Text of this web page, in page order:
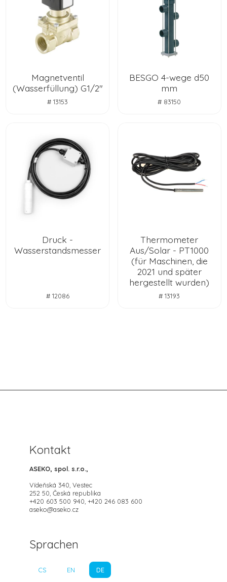
Magnetventil
(Wasserfüllung) G1/2"
# 13153
BESGO 4-wege d50
mm
# 83150
Druck -
Wasserstandsmesser
# 12086
Thermometer
Aus/Solar - PT1000
(für Maschinen, die
2021 und später
hergestellt wurden)
# 13193
Kontakt
ASEKO, spol. s.r.o.,
Vídeňská 340, Vestec
252 50, Česká republika
+420 603 500 940, +420 246 083 600
aseko@aseko.cz
Sprachen
CS EN DE